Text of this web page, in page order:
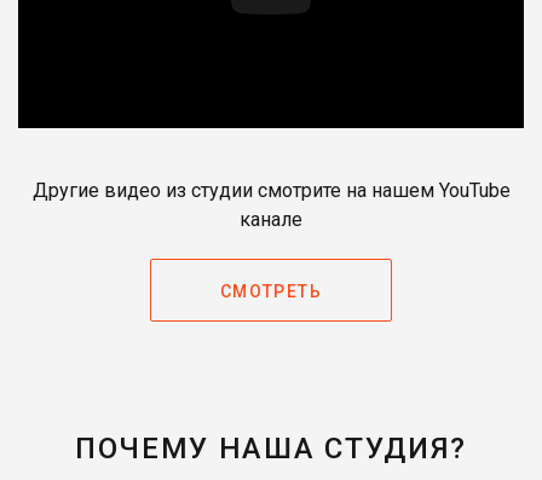
Другие видео из студии смотрите на нашем YouTube
канале
СМОТРЕТЬ
ПОЧЕМУ НАША СТУДИЯ?